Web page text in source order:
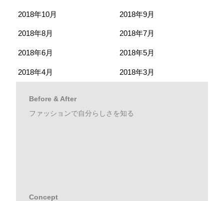
2018年10月 2018年9月
2018年8月 2018年7月
2018年6月 2018年5月
2018年4月 2018年3月
Before & After
ファッションで自分らしさを知る
Concept